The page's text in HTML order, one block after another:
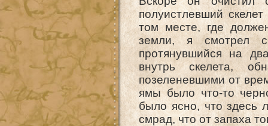
полуистлевший
том месте, где
земли, я смотрел
протянувшийся на
внутрь скелета,
позеленевшими от
ямы было что-то
было ясно, что здесь
смрад, что от запаха